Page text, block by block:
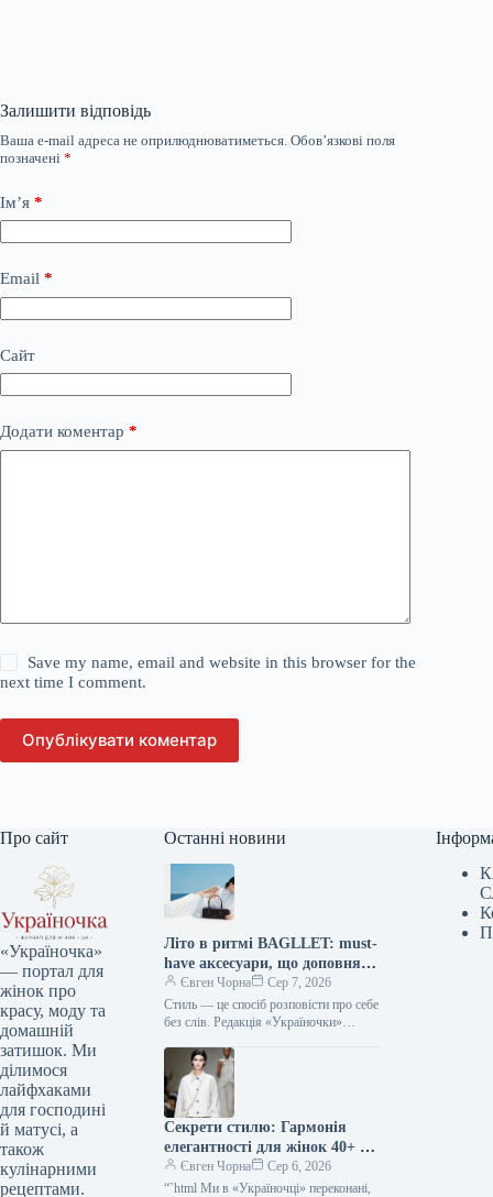
Залишити відповідь
Ваша e-mail адреса не оприлюднюватиметься. Обов’язкові поля
позначені *
Ім’я *
Email *
Сайт
Додати коментар *
Save my name, email and website in this browser for the
next time I comment.
Опублікувати коментар
Про сайт
«Україночка»
— портал для
жінок про
красу, моду та
домашній
затишок. Ми
ділимося
лайфхаками
для господині
й матусі, а
також
кулінарними
рецептами.
Останні новини
Літо в ритмі BAGLLET: must-
have аксесуари, що доповнять
твій фешн-образ
Євген Чорна
Сер 7, 2026
Стиль — це спосіб розповісти про себе
без слів. Редакція «Україночки»
тенденціями, і сьогодні ми
підготували…
Секрети стилю: Гармонія
елегантності для жінок 40+ від
топ-стилістки
Євген Чорна
Сер 6, 2026
“`html Ми в «Україночці» переконані,